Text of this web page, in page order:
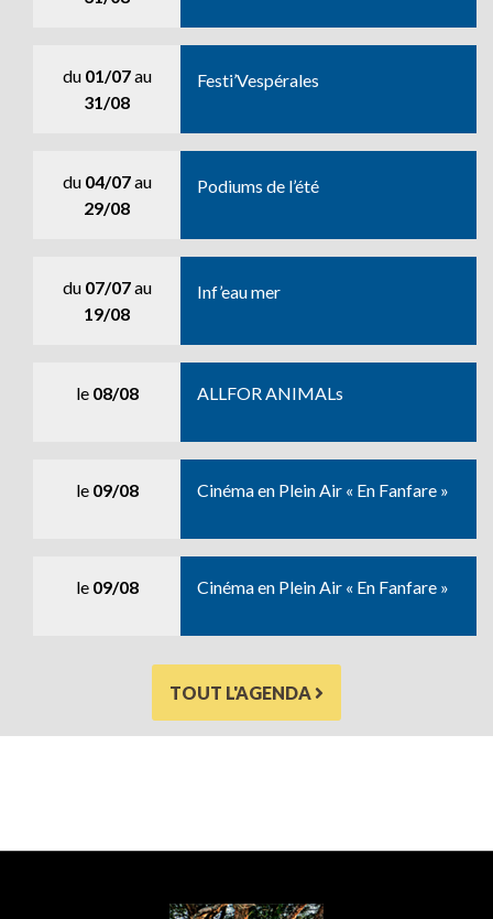
du 01/07au
31/08
Festi’Vespérales
du 04/07au
29/08
Podiums de l’été
du 07/07au
19/08
Inf’eau mer
le 08/08 ALLFOR ANIMALs
le 09/08 Cinéma en Plein Air « En Fanfare »
le 09/08 Cinéma en Plein Air « En Fanfare »
TOUT L'AGENDA